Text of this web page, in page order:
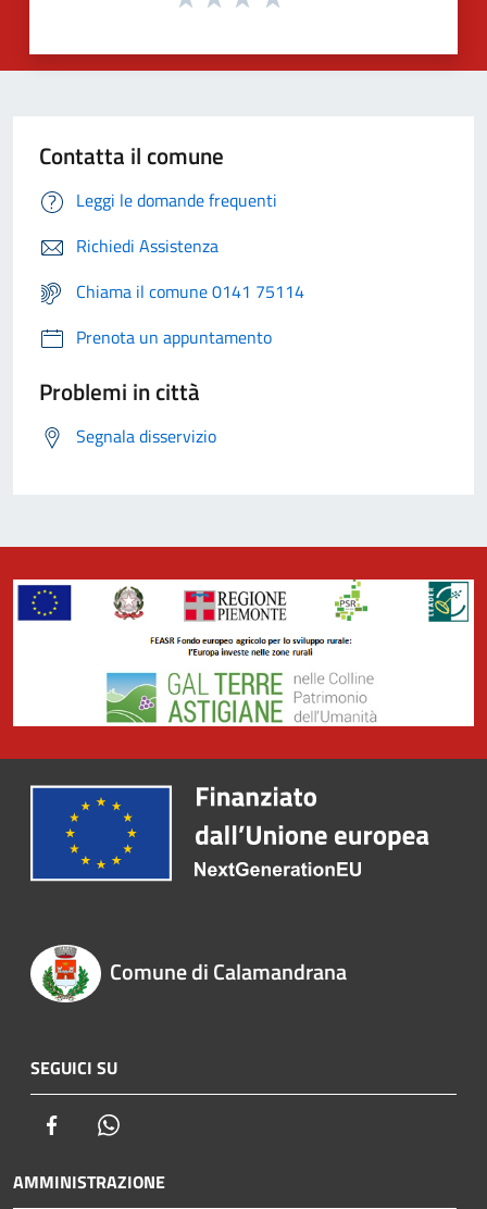
Contatta il comune
Leggi le domande frequenti
Richiedi Assistenza
Chiama il comune 0141 75114
Prenota un appuntamento
Problemi in città
Segnala disservizio
Comune di Calamandrana
SEGUICI SU
Facebook
AMMINISTRAZIONE